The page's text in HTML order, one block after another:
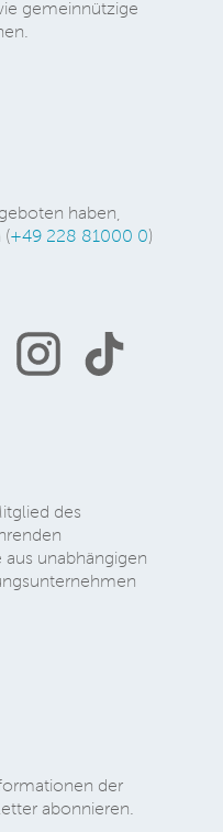
gemeinnützige
haben,
(+49 228 81000 0)
des
unabhängigen
der
abonnieren.